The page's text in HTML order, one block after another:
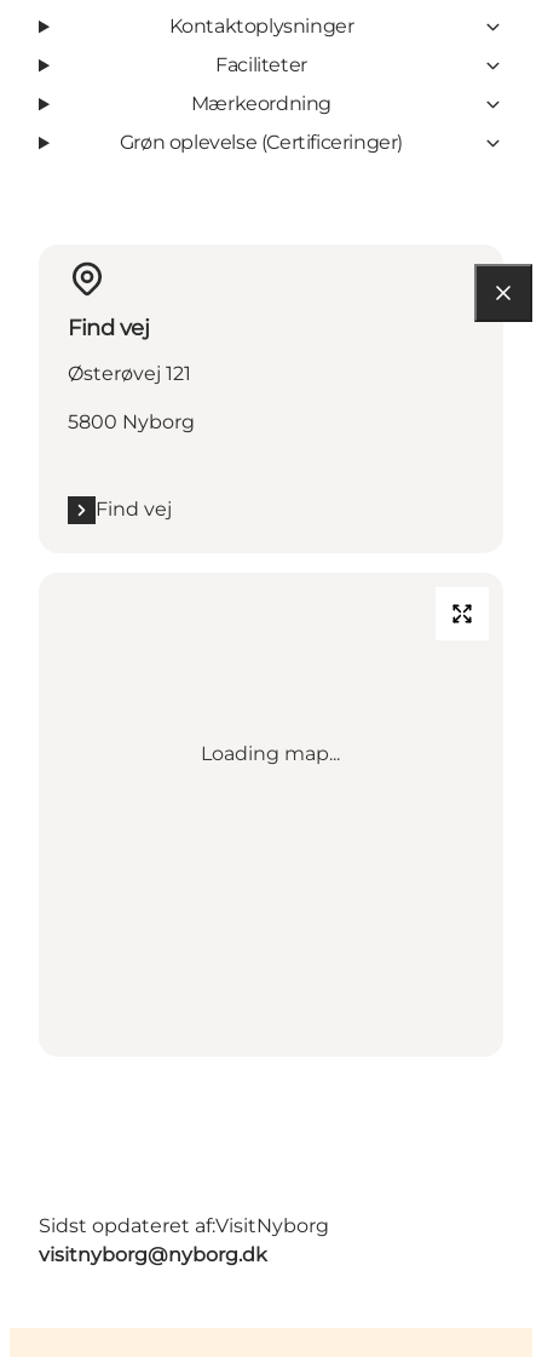
Kontaktoplysninger
Faciliteter
Mærkeordning
Grøn oplevelse (Certificeringer)
Find vej
Østerøvej 121
5800 Nyborg
Find vej
Loading map...
Sidst opdateret af:VisitNyborg
visitnyborg@nyborg.dk